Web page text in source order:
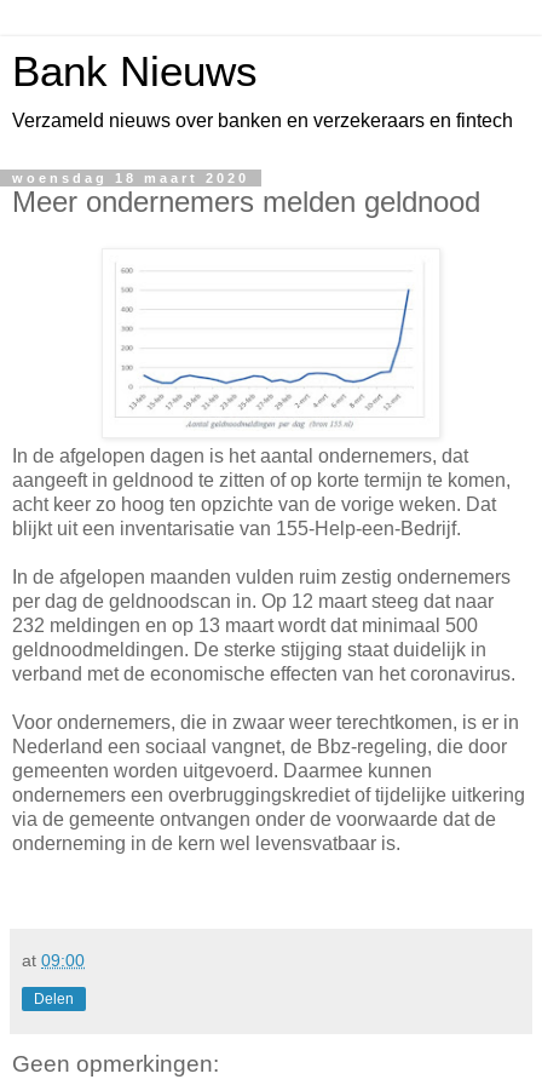
Bank Nieuws
Verzameld nieuws over banken en verzekeraars en fintech
woensdag 18 maart 2020
Meer ondernemers melden geldnood
In de afgelopen dagen is het aantal ondernemers, dat
aangeeft in geldnood te zitten of op korte termijn te komen,
acht keer zo hoog ten opzichte van de vorige weken. Dat
blijkt uit een inventarisatie van 155-Help-een-Bedrijf.
In de afgelopen maanden vulden ruim zestig ondernemers
per dag de geldnoodscan in. Op 12 maart steeg dat naar
232 meldingen en op 13 maart wordt dat minimaal 500
geldnoodmeldingen. De sterke stijging staat duidelijk in
verband met de economische effecten van het coronavirus.
Voor ondernemers, die in zwaar weer terechtkomen, is er in
Nederland een sociaal vangnet, de Bbz-regeling, die door
gemeenten worden uitgevoerd. Daarmee kunnen
ondernemers een overbruggingskrediet of tijdelijke uitkering
via de gemeente ontvangen onder de voorwaarde dat de
onderneming in de kern wel levensvatbaar is.
at 09:00
Delen
Geen opmerkingen: